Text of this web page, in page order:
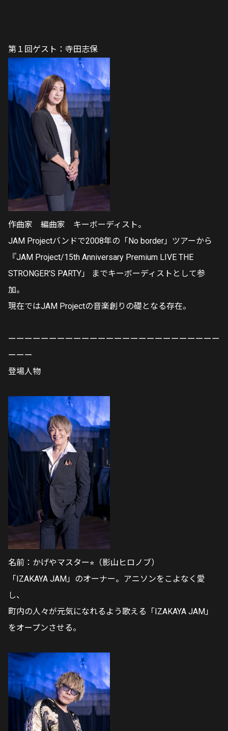
第１回ゲスト：寺田志保
作曲家 編曲家 キーボーディスト。
JAM Projectバンドで2008年の「No border」ツアーから
『JAM Project/15th Anniversary Premium LIVE THE
STRONGER’S PARTY」 までキーボーディストとして参
加。
現在ではJAM Projectの音楽創りの礎となる存在。
ーーーーーーーーーーーーーーーーーーーーーーーーーー
ーーー
登場人物
名前：かげやマスター⭐︎（影山ヒロノブ）
「IZAKAYA JAM」のオーナー。アニソンをこよなく愛
し、
町内の人々が元気になれるよう歌える「IZAKAYA JAM」
をオープンさせる。